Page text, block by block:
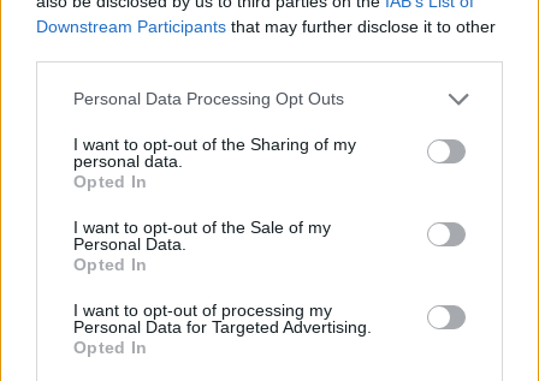
Downstream Participants that may further disclose it to other
Personal Data Processing Opt Outs
I want to opt-out of the Sharing of my
personal data.
Opted In
I want to opt-out of the Sale of my
Personal Data.
Opted In
I want to opt-out of processing my
Personal Data for Targeted Advertising.
Opted In